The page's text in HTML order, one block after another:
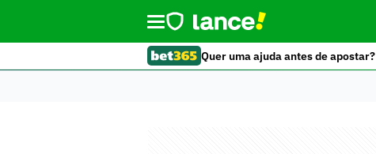
Quer uma ajuda antes de apostar?